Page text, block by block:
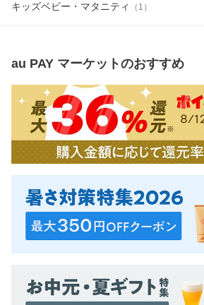
キッズベビー・マタニティ （ 1 ）
au PAY マーケットのおすすめ